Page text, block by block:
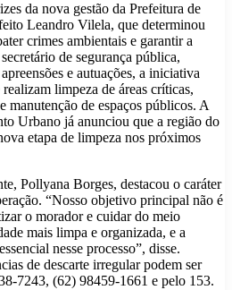
da nova gestão da Prefeitura de
Leandro Vilela, que determinou
crimes ambientais e garantir a
de segurança pública,
e autuações, a iniciativa
limpeza de áreas críticas,
manutenção de espaços públicos. A
Urbano já anunciou que a região do
etapa de limpeza nos próximos
Pollyana Borges, destacou o caráter
“Nosso objetivo principal não é
o morador e cuidar do meio
mais limpa e organizada, e a
nesse processo”, disse.
de descarte irregular podem ser
7243, (62) 98459-1661 e pelo 153.